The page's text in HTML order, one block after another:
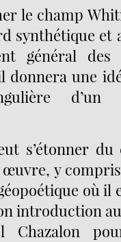
le champ
synthétique et
général
donnera une
d’un
s’étonner
y
où il
introduction